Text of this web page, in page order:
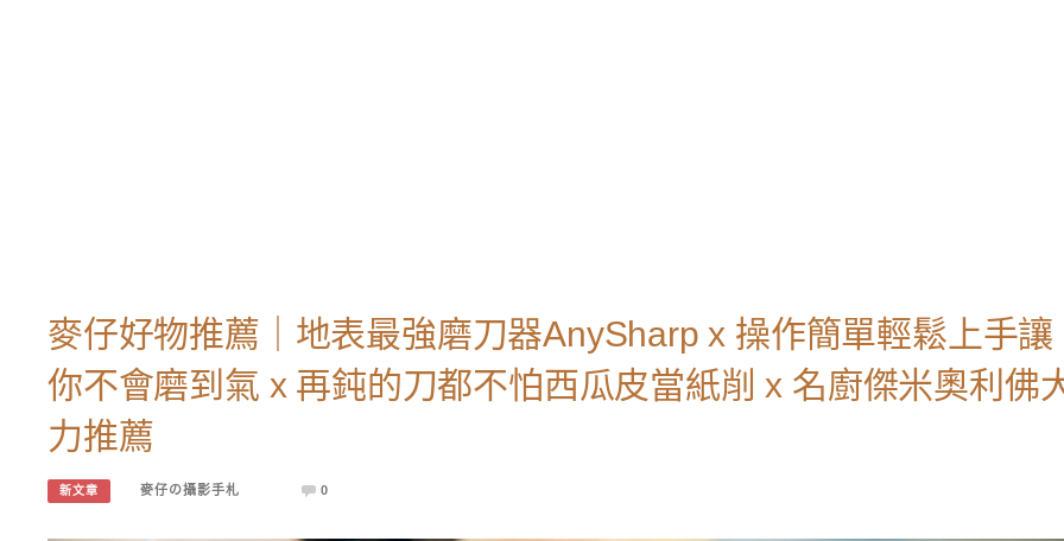
麥仔好物推薦｜地表最強磨刀器AnySharp x 操作簡單輕鬆上手讓
你不會磨到氣 x 再鈍的刀都不怕西瓜皮當紙削 x 名廚傑米奧利佛
力推薦
新文章 麥仔の攝影手札 0